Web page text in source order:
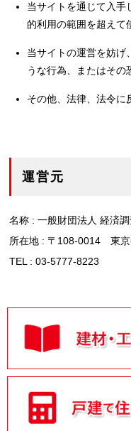
当サイトを通じて入手
的利用の範囲を超えて
当サイトの運営を妨げ
うな行為、またはその
その他、法律、法令に
運営元
名称 : 一般財団法人 経済
所在地 : 〒108-0014 東京
TEL : 03-5777-8223